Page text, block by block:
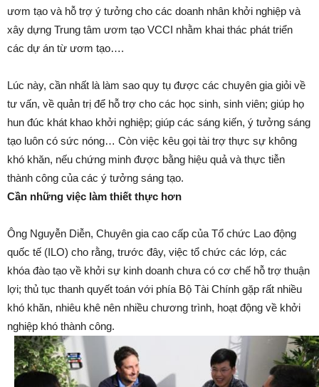
ươm tạo và hỗ trợ ý tưởng cho các doanh nhân khởi nghiệp và
xây dựng Trung tâm ươm tạo VCCI nhằm khai thác phát triển
các dự án từ ươm tạo….
Lúc này, cần nhất là làm sao quy tụ được các chuyên gia giỏi về
tư vấn, về quản trị để hỗ trợ cho các học sinh, sinh viên; giúp họ
hun đúc khát khao khởi nghiệp; giúp các sáng kiến, ý tưởng sáng
tạo luôn có sức nóng… Còn việc kêu gọi tài trợ thực sự không
khó khăn, nếu chứng minh được bằng hiệu quả và thực tiễn
thành công của các ý tưởng sáng tạo.
Cần những việc làm thiết thực hơn
Ông Nguyễn Diễn, Chuyên gia cao cấp của Tổ chức Lao động
quốc tế (ILO) cho rằng, trước đây, việc tổ chức các lớp, các
khóa đào tạo về khởi sự kinh doanh chưa có cơ chế hỗ trợ thuận
lợi; thủ tục thanh quyết toán với phía Bộ Tài Chính gặp rất nhiều
khó khăn, nhiêu khê nên nhiều chương trình, hoạt động về khởi
nghiệp khó thành công.